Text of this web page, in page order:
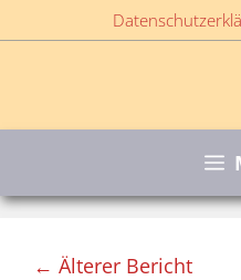
Inhalt
← Älterer Bericht